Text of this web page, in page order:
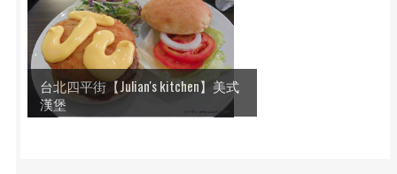
台北四平街【Julian's kitchen】美式
漢堡